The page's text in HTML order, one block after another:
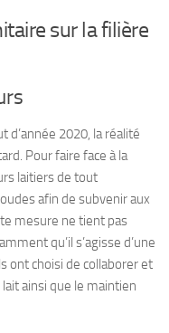
sur la filière
d’année 2020, la réalité
Pour faire face à la
laitiers de tout
afin de subvenir aux
mesure ne tient pas
qu’il s’agisse d’une
ont choisi de collaborer et
ainsi que le maintien